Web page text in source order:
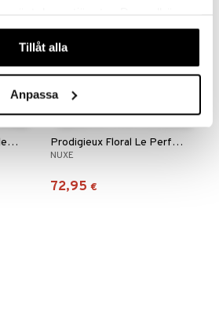
användande av vår webbplats.
Tillåt alla
Anpassa
Huile Prodigieuse Florale - Multi Purpose Dry Oil Prodigieux Floral Le Perfume
NUXE
72,95 €